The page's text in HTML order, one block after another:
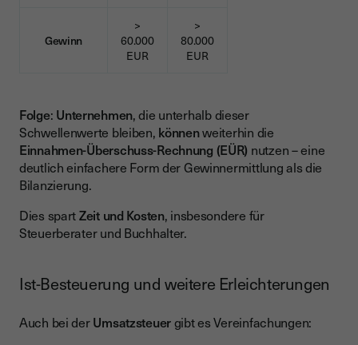
Gewinn
>
60.000
EUR
>
80.000
EUR
Folge: Unternehmen, die unterhalb dieser
Schwellenwerte bleiben, könnenweiterhin die
Einnahmen-Überschuss-Rechnung (EÜR) nutzen – eine
deutlich einfachere Form der Gewinnermittlung als die
Bilanzierung.
Dies spartZeit und Kosten, insbesondere für
Steuerberater und Buchhalter.
Ist-Besteuerung und weitere Erleichterungen
Auch bei derUmsatzsteuergibt es Vereinfachungen: